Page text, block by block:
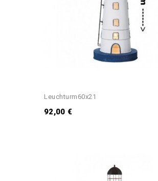
Leuchturm60x21
92,00 €